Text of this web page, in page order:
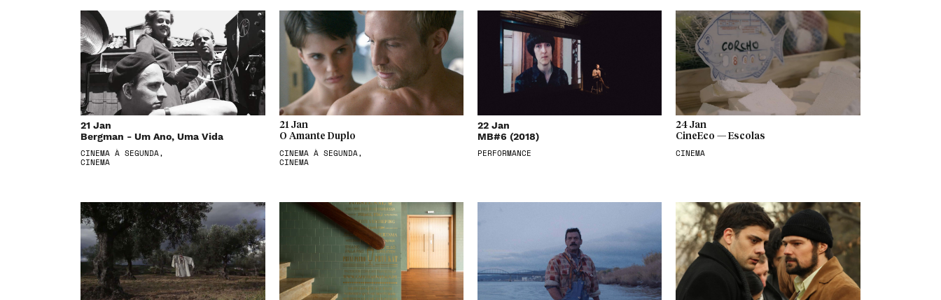
21 Jan
Bergman - Um Ano, Uma Vida
CINEMA À SEGUNDA,
CINEMA
21 Jan
O Amante Duplo
CINEMA À SEGUNDA,
CINEMA
22 Jan
MB#6 (2018)
PERFORMANCE
24 Jan
CineEco — Escolas
CINEMA